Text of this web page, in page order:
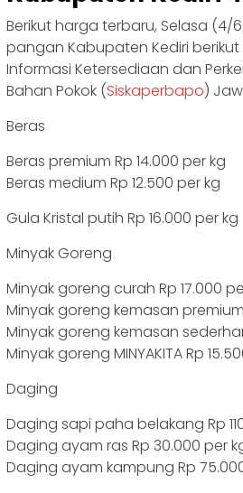
Berikut harga terbaru, Selasa (4/
pangan Kabupaten Kediri
Informasi Ketersediaan dan
Bahan Pokok (Siskaperbapo)
Beras
Beras premium Rp 14.000 per kg
Beras medium Rp 12.500 per kg
Gula Kristal putih Rp 16.000 per kg
Minyak Goreng
Minyak goreng curah Rp 17.000
Minyak goreng kemasan
Minyak goreng kemasan
Minyak goreng MINYAKITA Rp
Daging
Daging sapi paha belakang Rp
Daging ayam ras Rp 30.000 per
Daging ayam kampung Rp